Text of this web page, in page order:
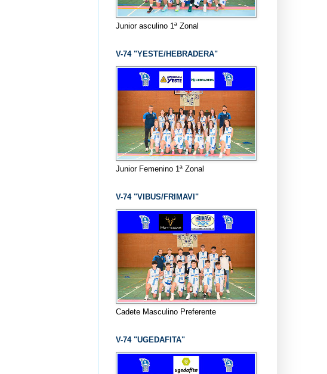
Junior asculino 1ª Zonal
V-74 "YESTE/HEBRADERA"
Junior Femenino 1ª Zonal
V-74 "VIBUS/FRIMAVI"
Cadete Masculino Preferente
V-74 "UGEDAFITA"